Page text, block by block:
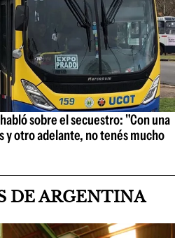
sobre el secuestro: "Con una
y otro adelante, no tenés mucho
DE ARGENTINA